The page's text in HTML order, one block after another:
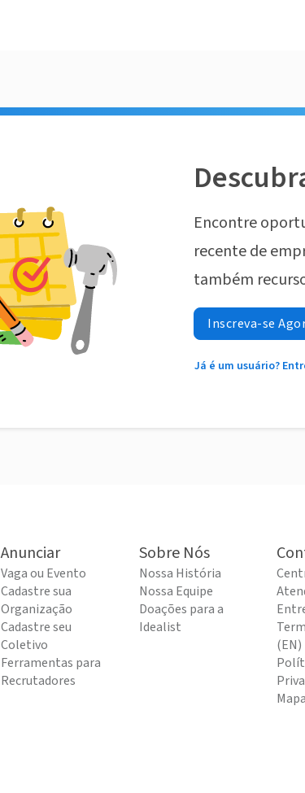
Encontre
recente de
também
Inscreva-se
Já é um usuário?
Anunciar
Vaga ou Evento
Cadastre sua
Organização
Cadastre seu
Coletivo
Ferramentas para
Recrutadores
Sobre Nós
Nossa História
Nossa Equipe
Doações para a
Idealist
(EN)